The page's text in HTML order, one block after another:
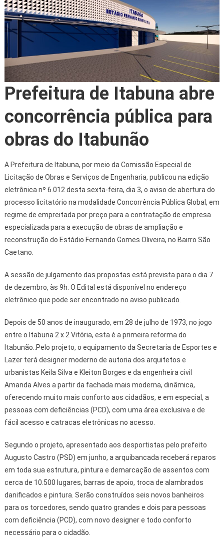
Prefeitura de Itabuna abre
concorrência pública para
obras do Itabunão
A Prefeitura de Itabuna, por meio da Comissão Especial de
Licitação de Obras e Serviços de Engenharia, publicou na edição
eletrônica nº 6.012 desta sexta-feira, dia 3, o aviso de abertura do
processo licitatório na modalidade Concorrência Pública Global, em
regime de empreitada por preço para a contratação de empresa
especializada para a execução de obras de ampliação e
reconstrução do Estádio Fernando Gomes Oliveira, no Bairro São
Caetano.
A sessão de julgamento das propostas está prevista para o dia 7
de dezembro, às 9h. O Edital está disponível no endereço
eletrônico que pode ser encontrado no aviso publicado.
Depois de 50 anos de inaugurado, em 28 de julho de 1973, no jogo
entre o Itabuna 2 x 2 Vitória, esta é a primeira reforma do
Itabunão..Pelo projeto, o equipamento da Secretaria de Esportes e
Lazer terá designer moderno de autoria dos arquitetos e
urbanistas Keila Silva e Kleiton Borges e da engenheira civil
Amanda Alves a partir da fachada mais moderna, dinâmica,
oferecendo muito mais conforto aos cidadãos, e em especial, a
pessoas com deficiências (PCD), com uma área exclusiva e de
fácil acesso e catracas eletrônicas no acesso.
Segundo o projeto, apresentado aos desportistas pelo prefeito
Augusto Castro (PSD) em junho, a arquibancada receberá reparos
em toda sua estrutura, pintura e demarcação de assentos com
cerca de 10.500 lugares, barras de apoio, troca de alambrados
danificados e pintura. Serão construídos seis novos banheiros
para os torcedores, sendo quatro grandes e dois para pessoas
com deficiência (PCD), com novo designer e todo conforto
necessário para o cidadão.